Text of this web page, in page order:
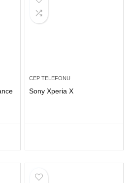
CEP TELEFONU
Sony Xperia X